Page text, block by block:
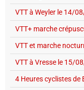
VTT à Weyler le 14/
VTT+ marche
VTT et marche
VTT à Vresse le 15/
4 Heures cyclistes